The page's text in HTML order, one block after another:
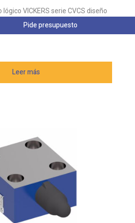
VICKERS serie CVCS diseño
Leer más
Pide presupuesto